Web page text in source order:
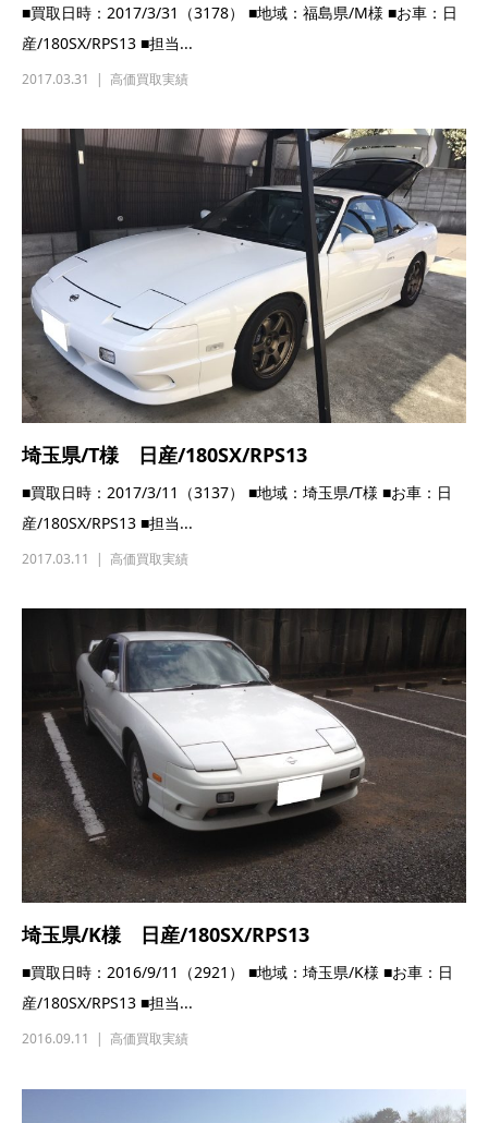
■買取日時：2017/3/31（3178） ■地域：福島県/M様 ■お車：日
産/180SX/RPS13 ■担当...
2017.03.31 高価買取実績
埼玉県/T様 日産/180SX/RPS13
■買取日時：2017/3/11（3137） ■地域：埼玉県/T様 ■お車：日
産/180SX/RPS13 ■担当...
2017.03.11 高価買取実績
埼玉県/K様 日産/180SX/RPS13
■買取日時：2016/9/11（2921） ■地域：埼玉県/K様 ■お車：日
産/180SX/RPS13 ■担当...
2016.09.11 高価買取実績